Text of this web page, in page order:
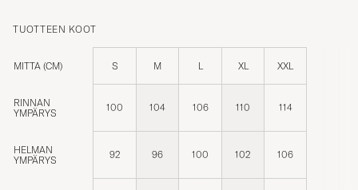
TUOTTEEN KOOT
MITTA (CM) S M L XL XXL
RINNAN
YMPÄRYS
100 104 106 110 114
HELMAN
YMPÄRYS
92 96 100 102 106